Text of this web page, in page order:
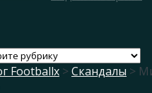
Footballx > Скандалы >